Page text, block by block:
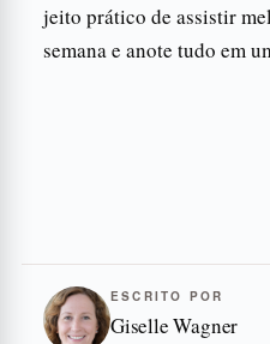
jeito prático de assistir
semana e anote tudo em
ESCRITO POR
Giselle Wagner